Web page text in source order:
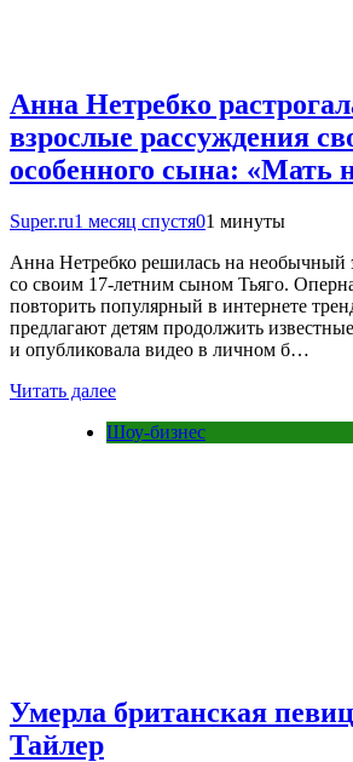
Анна Нетребко
взрослые рассуждения
особенного сына: «Мать
Super.ru1 месяц спустя01 минуты
Анна Нетребко решилась на необычный
со своим 17-летним сыном Тьяго.
повторить популярный в интернете
предлагают детям продолжить
и опубликовала видео в личном б…
Читать далее
Шоу-бизнес
Умерла британская
Тайлер